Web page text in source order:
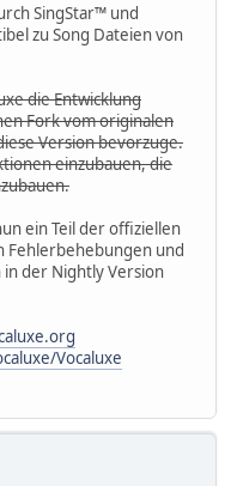
SingStar™ und
zu Song Dateien von
die Entwicklung
Fork vom originalen
Version bevorzuge.
einzubauen, die
ein Teil der offiziellen
Fehlerbehebungen und
der Nightly Version
Vocaluxe